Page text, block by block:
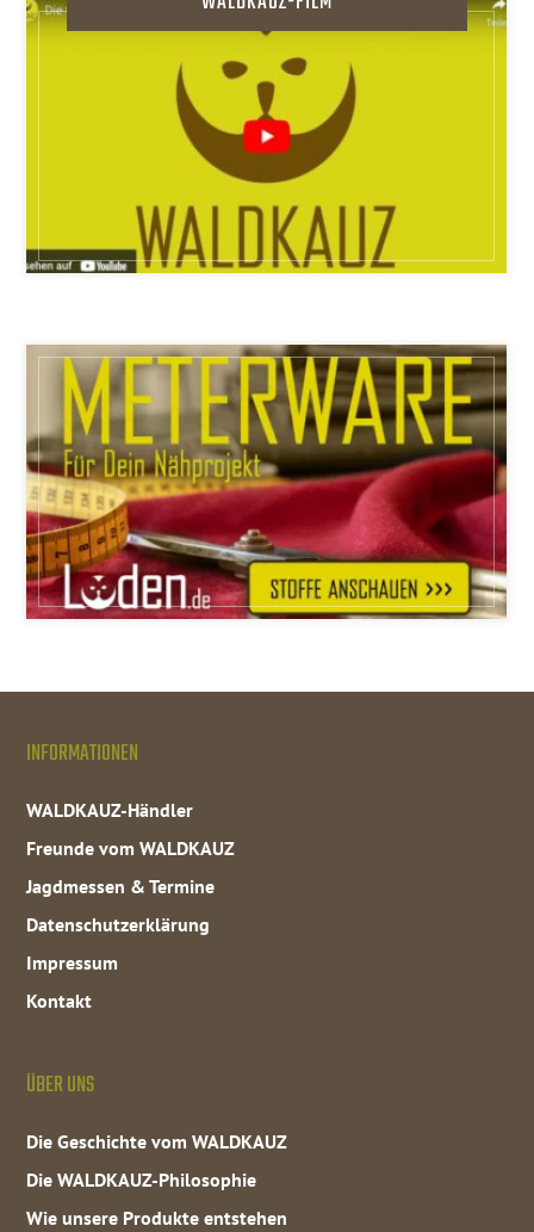
INFORMATIONEN
WALDKAUZ-Händler
Freunde vom WALDKAUZ
Jagdmessen & Termine
Datenschutzerklärung
Impressum
Kontakt
ÜBER UNS
Die Geschichte vom WALDKAUZ
Die WALDKAUZ-Philosophie
Wie unsere Produkte entstehen